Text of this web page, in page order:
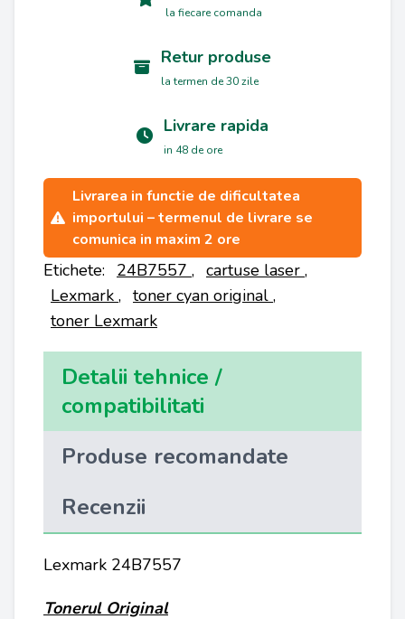
la fiecare comanda
Retur produse
la termen de 30 zile
Livrare rapida
in 48 de ore
Livrarea in functie de dificultatea
importului – termenul de livrare se
comunica in maxim 2 ore
Etichete: 24B7557 , cartuse laser ,
Lexmark , toner cyan original ,
toner Lexmark
Detalii tehnice /
compatibilitati
Produse recomandate
Recenzii
Lexmark 24B7557
Tonerul Original